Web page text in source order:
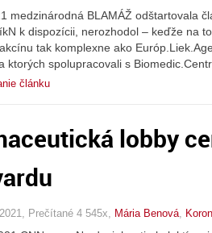
medzinárodná BLAMÁŽ odštartovala
k dispozícii, nerozhodol – keďže na
tak komplexne ako
ktorých spolupracovali s
článku
lobby
Prečítané 4 545x, Mária Benová,